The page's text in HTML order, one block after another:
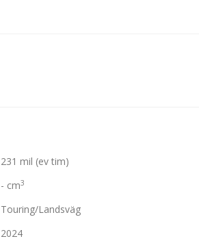
231 mil (ev tim)
- cm3
Touring/Landsväg
2024